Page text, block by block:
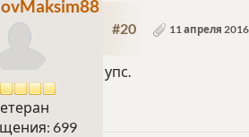
699
#20 11 апреля
упс.